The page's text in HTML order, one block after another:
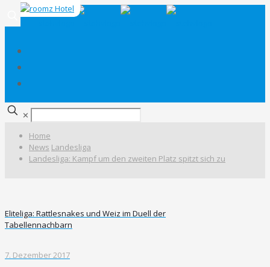
✕
Home
News Landesliga
Landesliga: Kampf um den zweiten Platz spitzt sich zu
Eliteliga: Rattlesnakes und Weiz im Duell der
Tabellennachbarn
7. Dezember 2017